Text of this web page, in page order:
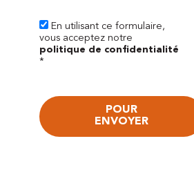
En utilisant ce formulaire,
vous acceptez notre
politique de confidentialité
*
POUR
ENVOYER